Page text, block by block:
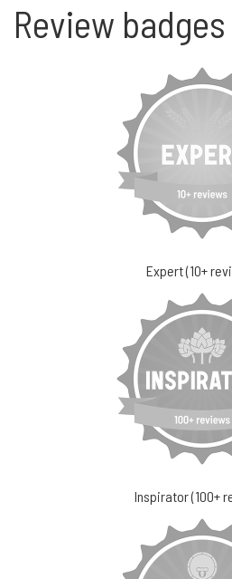
Review badges
Expert (10+
Inspirator (100+